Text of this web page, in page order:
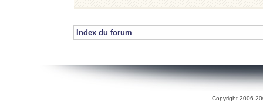
Index du forum
Copyright 2006-